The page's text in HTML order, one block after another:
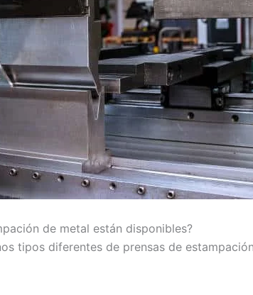
de metal están disponibles?
tipos diferentes de prensas de